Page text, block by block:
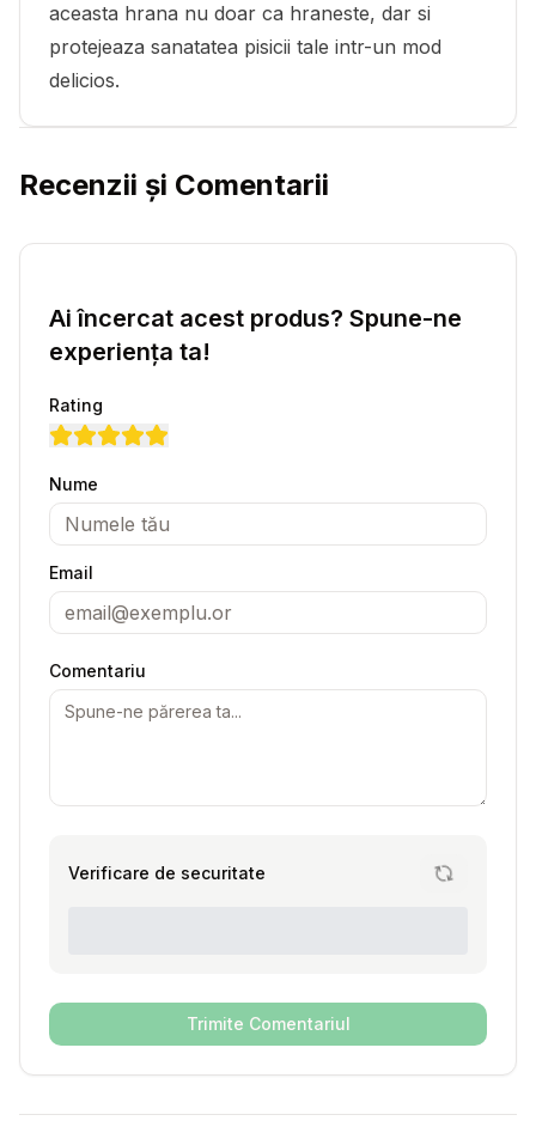
aceasta hrana nu doar ca hraneste, dar si
protejeaza sanatatea pisicii tale intr-un mod
delicios.
Recenzii și Comentarii
Ai încercat acest produs? Spune-ne
experiența ta!
Rating
Nume
Email
Comentariu
Verificare de securitate
Trimite Comentariul